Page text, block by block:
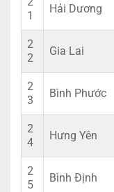
1
Hải Dương
2
2
Gia Lai
2
3
Bình Phước
2
4
Hưng Yên
2
5
Bình Định